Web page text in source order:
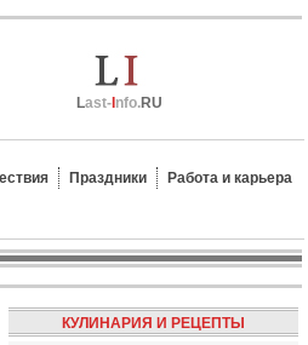
Last- nfo.RU
Праздники
Работа и карьера
КУЛИНАРИЯ И РЕЦЕПТЫ